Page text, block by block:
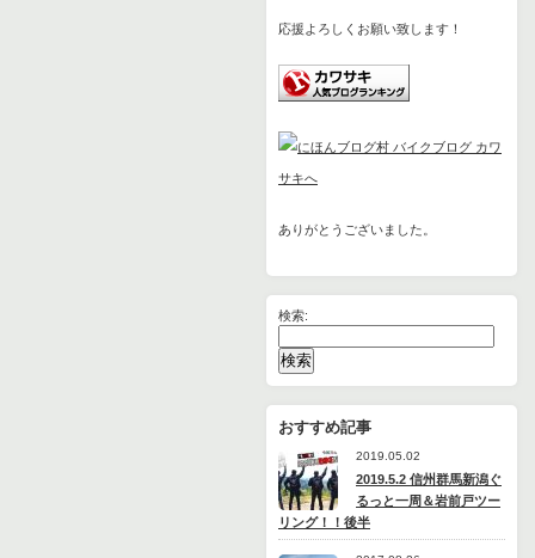
応援よろしくお願い致します！
ありがとうございました。
検索:
おすすめ記事
2019.05.02
2019.5.2 信州群馬新潟ぐ
るっと一周＆岩前戸ツー
リング！！後半